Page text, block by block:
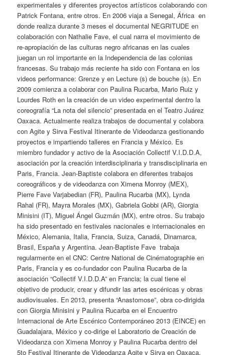
experimentales y diferentes proyectos artísticos colaborando con
Patrick Fontana, entre otros. En 2006 viaja a Senegal, África en
donde realiza durante 3 meses el documental NEGRITUDE en
colaboración con Nathalie Fave, el cual narra el movimiento de
re-apropiación de las culturas negro africanas en las cuales
juegan un rol importante en la Independencia de las colonias
francesas. Su trabajo más reciente ha sido con Fontana en los
videos performance: Grenze y en Lecture (s) de bouche (s). En
2009 comienza a colaborar con Paulina Rucarba, Mario Ruiz y
Lourdes Roth en la creación de un video experimental dentro la
coreografía “La nota del silencio” presentada en el Teatro Juárez
Oaxaca. Actualmente realiza trabajos de documental y colabora
con Agite y Sirva Festival Itinerante de Videodanza gestionando
proyectos e impartiendo talleres en Francia y México. Es
miembro fundador y activo de la Asociación Collectif V.I.D.D.A,
asociación por la creación interdisciplinaria y transdisciplinaria en
Paris, Francia. Jean-Baptiste colabora en diferentes trabajos
coreográficos y de videodanza con Ximena Monroy (MEX),
Pierre Fave Varjabedian (FR), Paulina Rucarba (MX), Lynda
Rahal (FR), Mayra Morales (MX), Gabriela Gobbi (AR), Giorgia
Minisini (IT), Miguel Ángel Guzmán (MX), entre otros. Su trabajo
ha sido presentado en festivales nacionales e internacionales en
México, Alemania, Italia, Francia, Suiza, Canadá, Dinamarca,
Brasil, España y Argentina. Jean-Baptiste Fave trabaja
regularmente en el CNC: Centre National de Cinématographie en
Paris, Francia y es co-fundador con Paulina Rucarba de la
asociación “Collectif V.I.D.D.A” en Francia; la cual tiene el
objetivo de producir, crear y difundir las artes escénicas y obras
audiovisuales. En 2013, presenta “Anastomose”, obra co-dirigida
con Giorgia Minisini y Paulina Rucarba en el Encuentro
Internacional de Arte Escénico Contemporáneo 2013 (EINCE) en
Guadalajara, México y co-dirige el Laboratorio de Creación de
Videodanza con Ximena Monroy y Paulina Rucarba dentro del
5to Festival Itinerante de Videodanza Agite y Sirva en Oaxaca,